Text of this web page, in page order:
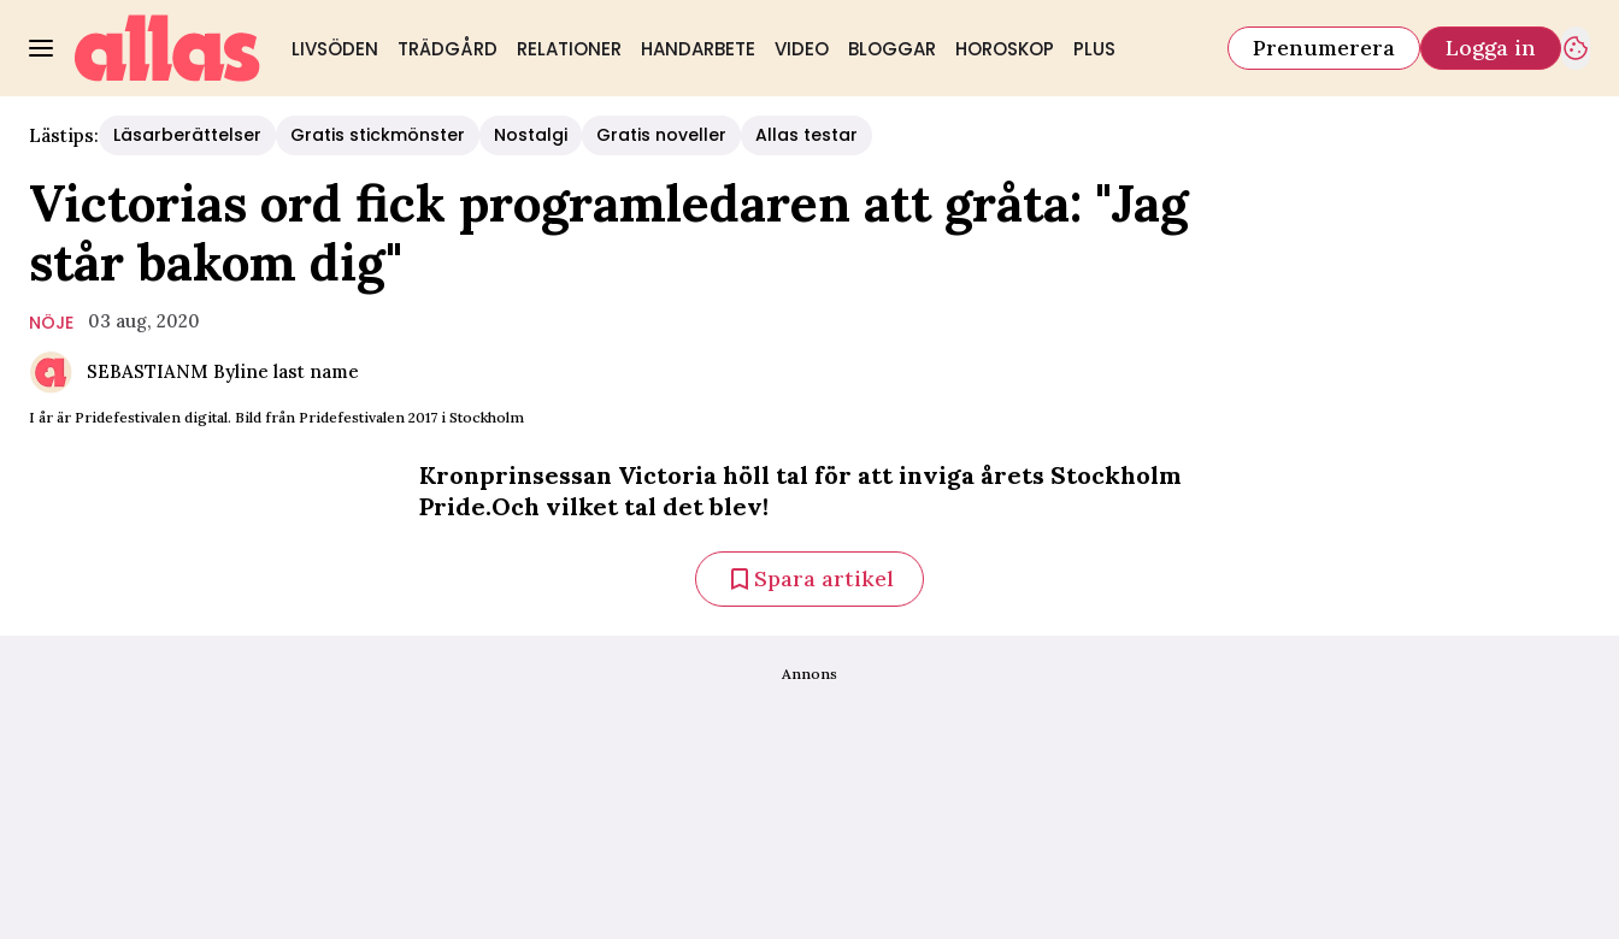
LIVSÖDEN TRÄDGÅRD RELATIONER HANDARBETE VIDEO BLOGGAR HOROSKOP PLUS Prenumerera Logga in
Lästips: Läsarberättelser Gratis stickmönster Nostalgi Gratis noveller Allas testar
Victorias ord fick programledaren att gråta: "Jag
står bakom dig"
NÖJE 03 aug, 2020
SEBASTIANM Byline last name
I år är Pridefestivalen digital. Bild från Pridefestivalen 2017 i Stockholm
Kronprinsessan Victoria höll tal för att inviga årets Stockholm
Pride.Och vilket tal det blev!
Spara artikel
Annons